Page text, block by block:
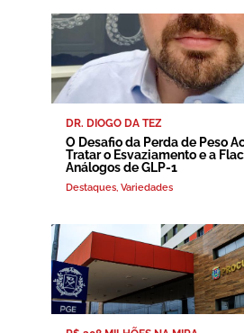
DR. DIOGO DA TEZ
O Desafio da Perda de Peso
Tratar o Esvaziamento e a
Análogos de GLP-1
Destaques Variedades